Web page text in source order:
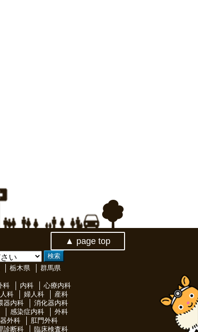
▲ page top
栃木県
群馬県
科 内科
心療内科
科 婦人科
産科
器内科
消化器内科
感染症内科
外科
外科
肛門外科
診断科 臨床検査科